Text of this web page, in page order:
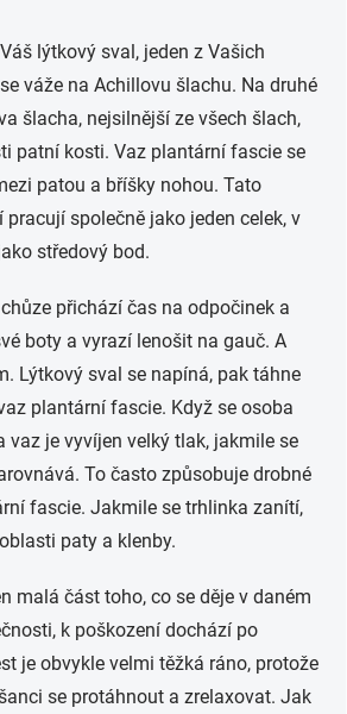
lýtkový sval, jeden z Vašich
váže na Achillovu šlachu. Na druhé
šlacha, nejsilnější ze všech šlach,
patní kosti. Vaz plantární fascie se
patou a bříšky nohou. Tato
společně jako jeden celek, v
středový bod.
přichází čas na odpočinek a
boty a vyrazí lenošit na gauč. A
Lýtkový sval se napíná, pak táhne
plantární fascie. Když se osoba
vaz je vyvíjen velký tlak, jakmile se
To často způsobuje drobné
fascie. Jakmile se trhlinka zanítí,
paty a klenby.
malá část toho, co se děje v daném
k poškození dochází po
je obvykle velmi těžká ráno, protože
se protáhnout a zrelaxovat. Jak